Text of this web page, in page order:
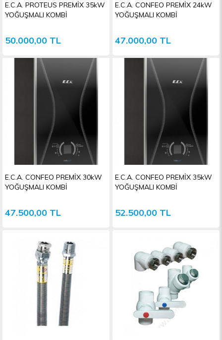
E.C.A. PROTEUS PREMİX 35kW
YOĞUŞMALI KOMBİ
50.000,00 TL
E.C.A. CONFEO PREMİX 24kW
YOĞUŞMALI KOMBİ
47.000,00 TL
E.C.A. CONFEO PREMİX 30kW
YOĞUŞMALI KOMBİ
47.500,00 TL
E.C.A. CONFEO PREMİX 35kW
YOĞUŞMALI KOMBİ
52.500,00 TL